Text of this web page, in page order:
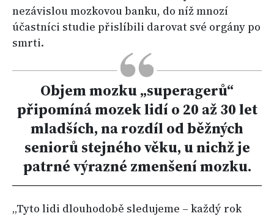
nezávislou mozkovou banku, do níž mnozí
účastníci studie přislíbili darovat své orgány po
smrti.
Objem mozku „superagerů“
připomíná mozek lidí o 20 až 30 let
mladších, na rozdíl od běžných
seniorů stejného věku, u nichž je
patrné výrazné zmenšení mozku.
„Tyto lidi dlouhodobě sledujeme – každý rok